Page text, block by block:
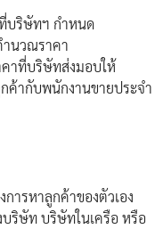
บริษัทฯ กำหนด
ำนวณราคา
คาที่บริษัทส่งมอบให้
ค้ากับพนักงานขายประจำ
ารหาลูกค้าของตัวเอง
ริษัท บริษัทในเครือ หรือ